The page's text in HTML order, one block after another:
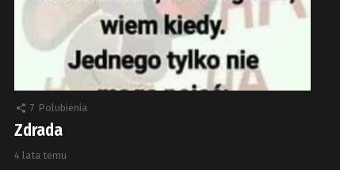
7 Polubienia
Zdrada
4 lata temu